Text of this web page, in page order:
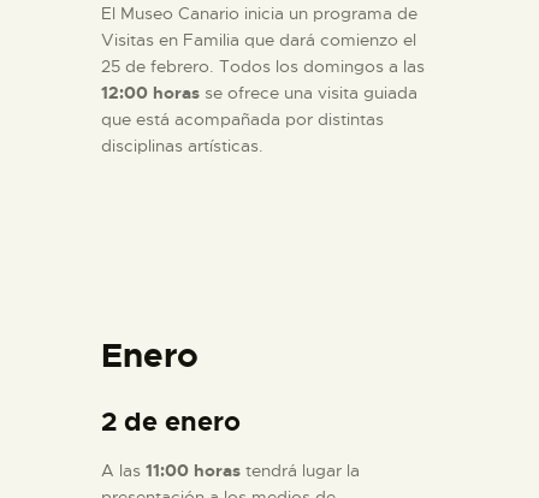
El Museo Canario inicia un programa de
Visitas en Familia que dará comienzo el
25 de febrero. Todos los domingos a las
12:00 horas se ofrece una visita guiada
que está acompañada por distintas
disciplinas artísticas.
Enero
2 de enero
A las 11:00 horas tendrá lugar la